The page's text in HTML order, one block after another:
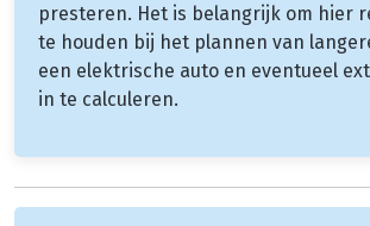
presteren. Het is belangrijk om hier
te houden bij het plannen van
een elektrische auto en eventueel
in te calculeren.